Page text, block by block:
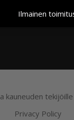
Ilmainen
kauneuden
Privacy Policy